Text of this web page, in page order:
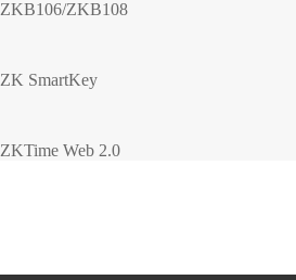
ZKB106/ZKB108
ZK SmartKey
ZKTime Web 2.0